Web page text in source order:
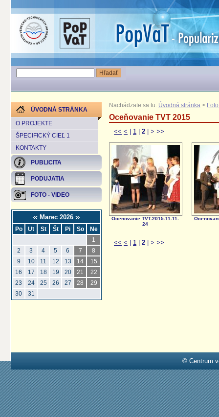
ÚVODNÁ STRÁNKA
O PROJEKTE
ŠPECIFICKÝ CIEĽ 1
KONTAKTY
PUBLICITA
PODUJATIA
FOTO - VIDEO
Marec 2026
Po Ut St Št Pi So
Ne
1
2
3 4 5 6 7
8
9
10 11 12 13 14
15
16
17 18 19 20 21
22
23
24 25 26 27 28
29
30
31
Nachádzate sa tu: Úvodná stránka >
Oceňovanie TVT 2015
<< < 1 2 > >>
Ocenovanie TVT-2015-11-11-
24
<< < 1 2 > >>
© Centrum